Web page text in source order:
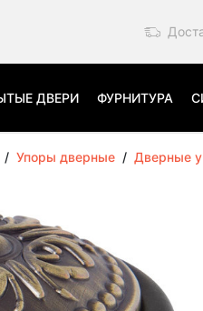
ДВЕРИ ФУРНИТУРА
/ Упоры дверные / Дверные